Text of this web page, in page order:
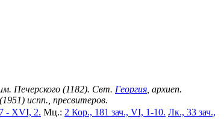
Печерского (1182). Свт. Георгия , архиеп.
(1951) испп., пресвитеров.
- XVI, 2. Мц.: 2 Кор., 181 зач., VI, 1-10. Лк., 33 зач.,